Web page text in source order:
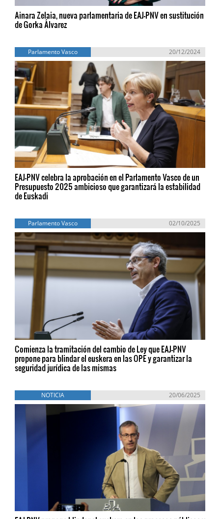
Ainara Zelaia, nueva parlamentaria de EAJ-PNV en sustitución
de Gorka Álvarez
Parlamento Vasco 20/12/2024
EAJ-PNV celebra la aprobación en el Parlamento Vasco de un
Presupuesto 2025 ambicioso que garantizará la estabilidad
de Euskadi
Parlamento Vasco 02/10/2025
Comienza la tramitación del cambio de Ley que EAJ-PNV
propone para blindar el euskera en las OPE y garantizar la
seguridad jurídica de las mismas
NOTICIA 20/06/2025